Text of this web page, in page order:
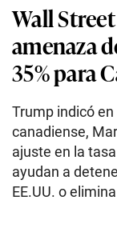
Wall
amenaza
35% para
Trump indicó
canadiense,
ajuste en la
ayudan a
EE.UU. o